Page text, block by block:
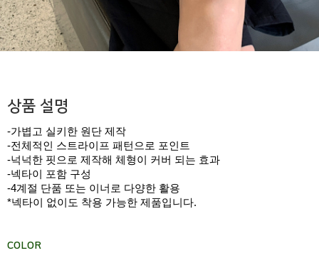
상품 설명
-가볍고 실키한 원단 제작
-전체적인 스트라이프 패턴으로 포인트
-넉넉한 핏으로 제작해 체형이 커버 되는 효과
-넥타이 포함 구성
-4계절 단품 또는 이너로 다양한 활용
*넥타이 없이도 착용 가능한 제품입니다.
COLOR